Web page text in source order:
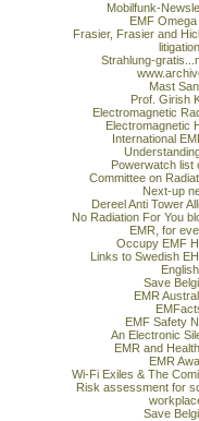
Mobilfunk-
EMF
Frasier, Frasier and
litigation
Strahlung-
Mast
Prof. Girish
Electromagnetic
Electromagnetic
International
Powerwatch list
Committee on
Next-up
Dereel Anti Tower
No Radiation For You
EMR, for
Occupy EMF
Links to Swedish
English
Save
EMR
EMF Safety
An Electronic
EMR and
EMR
Wi-Fi Exiles & The
Risk assessment for
Save